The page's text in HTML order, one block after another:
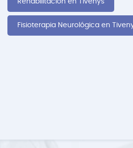
Rehabilitación en Tivenys
Fisioterapia Neurológica en